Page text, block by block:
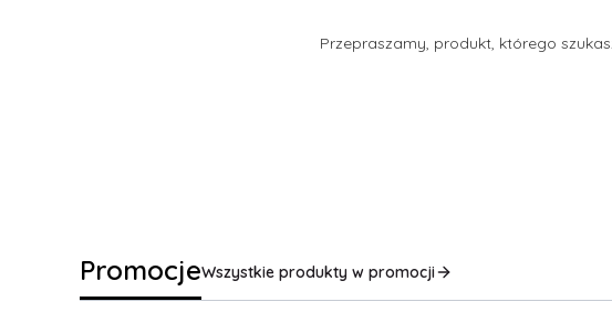
Przepraszamy, produkt, którego
PromocjeWszystkie produkty w promocji